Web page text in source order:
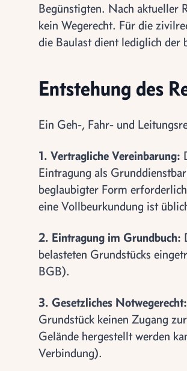
Begünstigten. Nach aktueller
kein Wegerecht. Für die
die Baulast dient lediglich der
Entstehung des
Ein Geh-, Fahr- und
1. Vertragliche Vereinbarung:
Eintragung als
beglaubigter Form
eine Vollbeurkundung ist
2. Eintragung im Grundbuch:
belasteten Grundstücks
BGB).
3. Gesetzliches Notwegerecht:
Grundstück keinen Zugang
Gelände hergestellt werden
Verbindung).